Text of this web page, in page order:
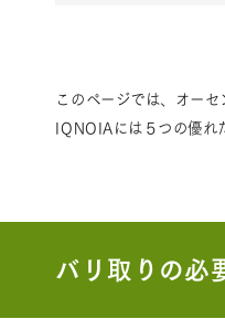
このページでは、オー
IQNOIAには５つの優れ
バリ取りの必